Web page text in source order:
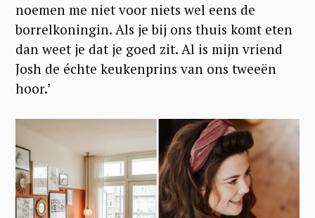
noemen me niet voor niets wel eens de
borrelkoningin. Als je bij ons thuis komt eten
dan weet je dat je goed zit. Al is mijn vriend
Josh de échte keukenprins van ons tweeën
hoor.’